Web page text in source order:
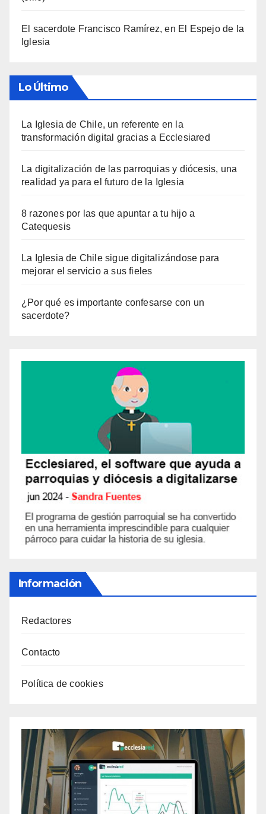
El sacerdote Francisco Ramírez, en El Espejo de la
Iglesia
Lo Último
La Iglesia de Chile, un referente en la
transformación digital gracias a Ecclesiared
La digitalización de las parroquias y diócesis, una
realidad ya para el futuro de la Iglesia
8 razones por las que apuntar a tu hijo a
Catequesis
La Iglesia de Chile sigue digitalizándose para
mejorar el servicio a sus fieles
¿Por qué es importante confesarse con un
sacerdote?
Información
Redactores
Contacto
Política de cookies